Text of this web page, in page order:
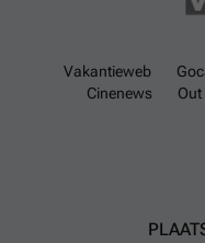
Vakantieweb
Cinenews
Out